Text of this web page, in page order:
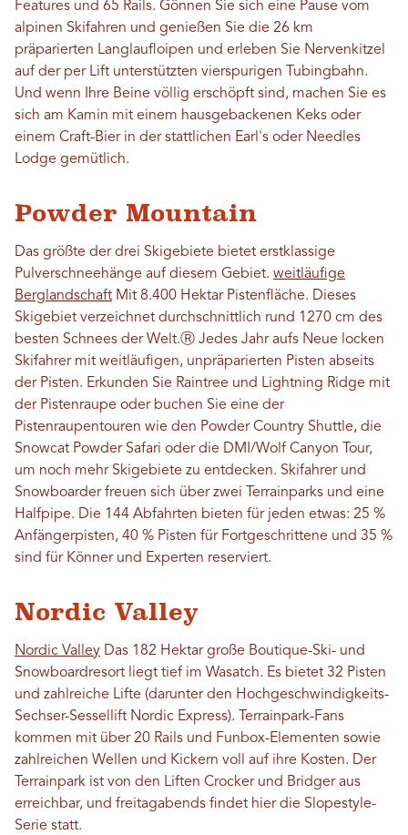
Features und 65 Rails. Gönnen Sie sich eine Pause vom
alpinen Skifahren und genießen Sie die 26 km
präparierten Langlaufloipen und erleben Sie Nervenkitzel
auf der per Lift unterstützten vierspurigen Tubingbahn.
Und wenn Ihre Beine völlig erschöpft sind, machen Sie es
sich am Kamin mit einem hausgebackenen Keks oder
einem Craft-Bier in der stattlichen Earl's oder Needles
Lodge gemütlich.
Powder Mountain
Das größte der drei Skigebiete bietet erstklassige
Pulverschneehänge auf diesem Gebiet. weitläufige
Berglandschaft Mit 8.400 Hektar Pistenfläche. Dieses
Skigebiet verzeichnet durchschnittlich rund 1270 cm des
besten Schnees der Welt.Ⓡ Jedes Jahr aufs Neue locken
Skifahrer mit weitläufigen, unpräparierten Pisten abseits
der Pisten. Erkunden Sie Raintree und Lightning Ridge mit
der Pistenraupe oder buchen Sie eine der
Pistenraupentouren wie den Powder Country Shuttle, die
Snowcat Powder Safari oder die DMI/Wolf Canyon Tour,
um noch mehr Skigebiete zu entdecken. Skifahrer und
Snowboarder freuen sich über zwei Terrainparks und eine
Halfpipe. Die 144 Abfahrten bieten für jeden etwas: 25 %
Anfängerpisten, 40 % Pisten für Fortgeschrittene und 35 %
sind für Könner und Experten reserviert.
Nordic Valley
Nordic Valley Das 182 Hektar große Boutique-Ski- und
Snowboardresort liegt tief im Wasatch. Es bietet 32 ​​Pisten
und zahlreiche Lifte (darunter den Hochgeschwindigkeits-
Sechser-Sessellift Nordic Express). Terrainpark-Fans
kommen mit über 20 Rails und Funbox-Elementen sowie
zahlreichen Wellen und Kickern voll auf ihre Kosten. Der
Terrainpark ist von den Liften Crocker und Bridger aus
erreichbar, und freitagabends findet hier die Slopestyle-
Serie statt.